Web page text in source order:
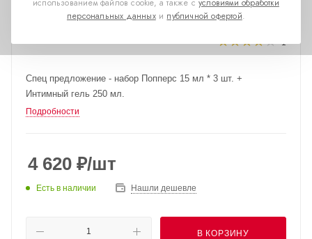
использованием файлов cookie, а также сусловиями обработки
персональных данныхи публичной офертой.
1
Спец предложение - набор Попперс 15 мл * 3 шт. +
Интимный гель 250 мл.
Подробности
4 620 ₽/шт
Есть в наличии Нашли дешевле
В КОРЗИНУ